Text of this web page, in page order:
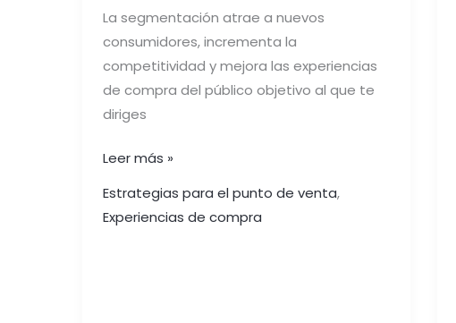
La segmentación atrae a nuevos
consumidores, incrementa la
competitividad y mejora las experiencias
de compra del público objetivo al que te
diriges
Leer más »
Estrategias para el punto de venta,
Experiencias de compra